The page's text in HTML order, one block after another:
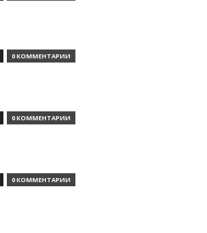
0 КОММЕНТАРИИ
0 КОММЕНТАРИИ
0 КОММЕНТАРИИ